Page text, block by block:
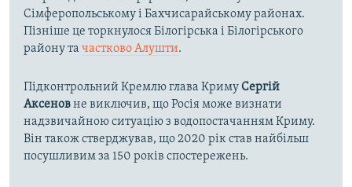
Сімферопольському і Бахчисарайському районах.
Пізніше це торкнулося Білогірська і Білогірського
району та частково Алушти.
Підконтрольний Кремлю глава КримуСергій
Аксеновне виключив, що Росія може визнати
надзвичайною ситуацію з водопостачанням Криму.
Він також стверджував, що 2020 рік став найбільш
посушливим за 150 років спостережень.